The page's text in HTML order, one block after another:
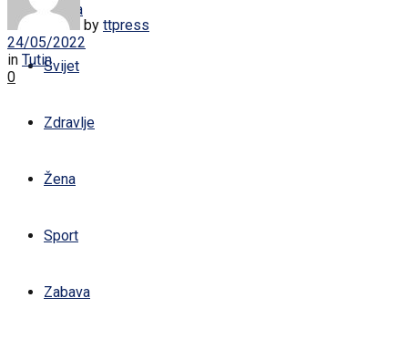
Regija
Svijet
Zdravlje
Žena
Sport
Zabava
by ttpress
24/05/2022
in Tutin
0